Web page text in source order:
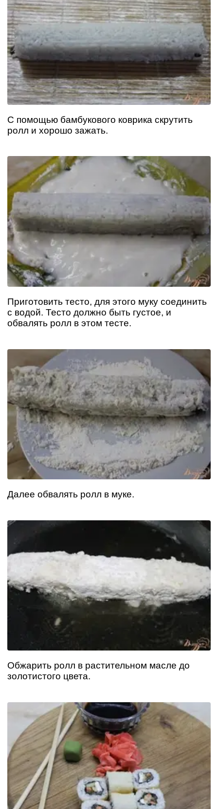
С помощью бамбукового коврика скрутить
ролл и хорошо зажать.
Приготовить тесто, для этого муку соединить
с водой. Тесто должно быть густое, и
обвалять ролл в этом тесте.
Далее обвалять ролл в муке.
Обжарить ролл в растительном масле до
золотистого цвета.